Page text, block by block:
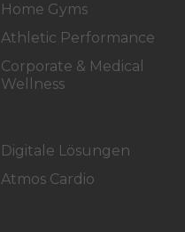
Home Gyms
Athletic Performance
Corporate & Medical
Wellness
Digitale Lösungen
Atmos Cardio